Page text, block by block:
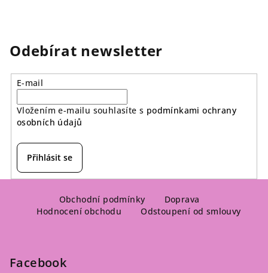
Odebírat newsletter
E-mail
Vložením e-mailu souhlasíte s podmínkami ochrany
osobních údajů
Přihlásit se
Obchodní podmínky
Doprava
Hodnocení obchodu
Odstoupení od smlouvy
Facebook